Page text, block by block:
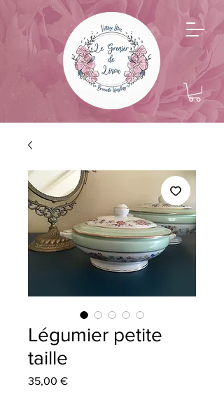
Légumier petite
taille
35,00 €Prezzo